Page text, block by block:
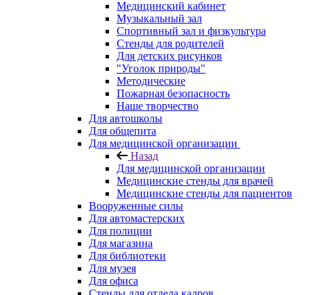
Медицинский кабинет
Музыкальный зал
Спортивный зал и физкультура
Стенды для родителей
Для детских рисунков
"Уголок природы"
Методические
Пожарная безопасность
Наше творчество
Для автошколы
Для общепита
Для медицинской организации
Назад
Для медицинской организации
Медицинские стенды для врачей
Медицинские стенды для пациентов
Вооруженные силы
Для автомастерских
Для полиции
Для магазина
Для библиотеки
Для музея
Для офиса